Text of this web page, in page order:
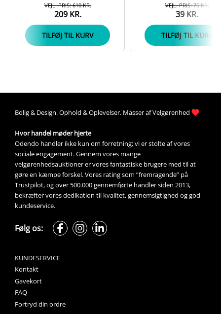
209 KR.
VEJL. PRIS: 610 KR.
TILFØJ TIL KURV
39 KR.
VEJL. PRIS: 70 KR.
TILFØJ TIL KURV
Bolig & Design. Ophold &Oplevelser. Masser af Velgørenhed
Hvor handel møder hjerte
Odendo handler ikke kun om forretning; vi er stolte af vores
sociale engagement. Gennem vores mange
velgørenhedsauktioner er vores fantastiske brugere med til at
gøre en kæmpe forskel. Vores rating som ”fremragende” på
Trustpilot, og over 500.000 gennemførte handler siden 2013,
bekræfter vores dedikation til kvalitet, gennemsigtighed og god
kundeservice.
Følg os:
KUNDESERVICE
Kontakt
Gavekort
FAQ
Fortryd din ordre